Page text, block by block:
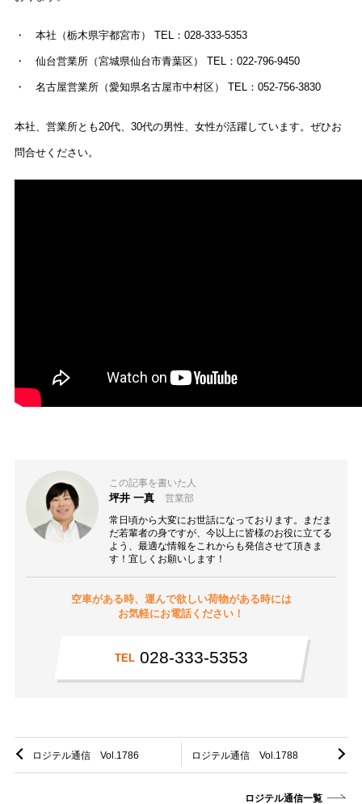
・ 本社（栃木県宇都宮市） TEL：028-333-5353
・ 仙台営業所（宮城県仙台市青葉区） TEL：022-796-9450
・ 名古屋営業所（愛知県名古屋市中村区） TEL：052-756-3830
本社、営業所とも20代、30代の男性、女性が活躍しています。ぜひお
問合せください。
この記事を書いた人
坪井 一真 営業部
常日頃から大変にお世話になっております。まだま
だ若輩者の身ですが、今以上に皆様のお役に立てる
よう、最適な情報をこれからも発信させて頂きま
す！宜しくお願いします！
空車がある時、運んで欲しい荷物がある時には
お気軽にお電話ください！
TEL 028-333-5353
ロジテル通信 Vol.1786 ロジテル通信 Vol.1788
ロジテル通信一覧